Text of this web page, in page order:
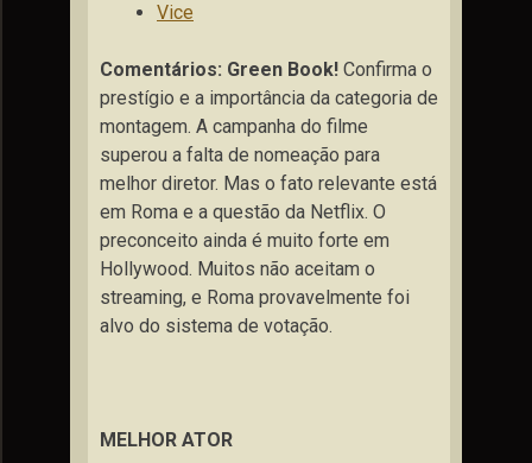
Vice
Comentários: Green Book! Confirma o
prestígio e a importância da categoria de
montagem. A campanha do filme
superou a falta de nomeação para
melhor diretor. Mas o fato relevante está
em Roma e a questão da Netflix. O
preconceito ainda é muito forte em
Hollywood. Muitos não aceitam o
streaming, e Roma provavelmente foi
alvo do sistema de votação.
MELHOR ATOR